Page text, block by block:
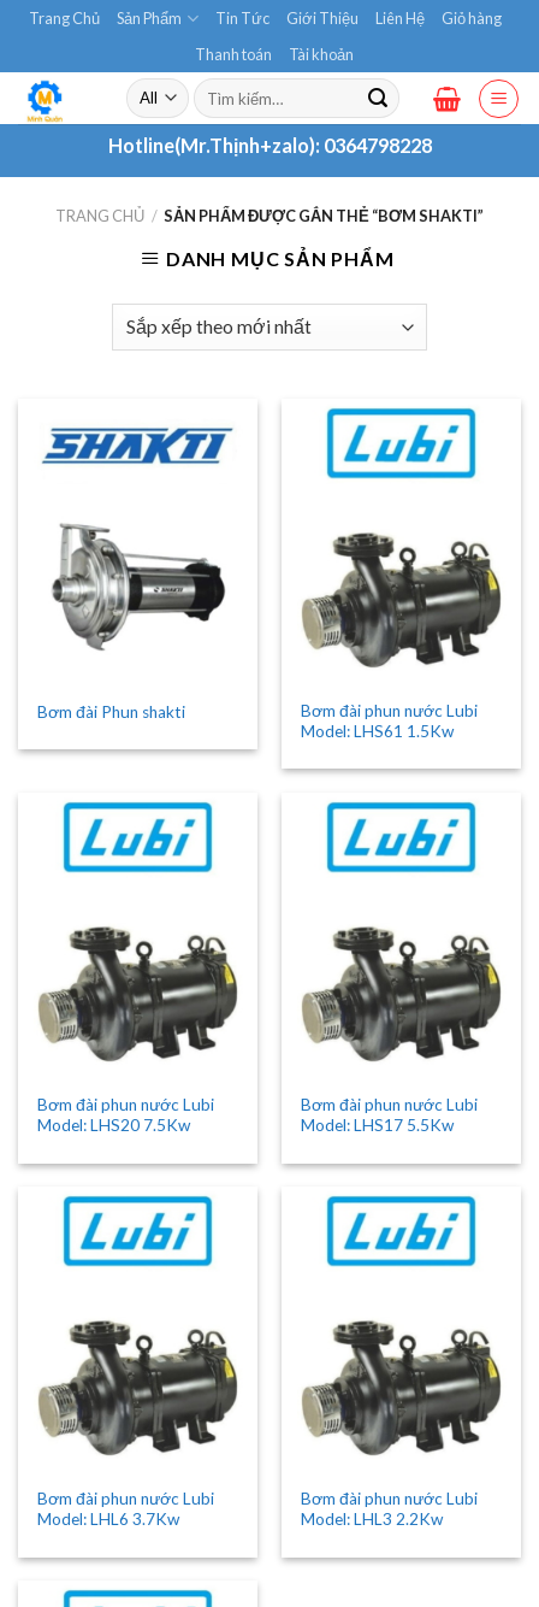
Skip
content
Trang Chủ Sản Phẩm Tin Tức Giới Thiệu Liên Hệ
Giỏ hàng
Thanh toán
Tài khoản
Tìm
kiếm:
Hotline(Mr.Thịnh+zalo): 0364798228
TRANG CHỦ / SẢN PHẨM ĐƯỢC GẮN THẺ “BƠM SHAKTI”
DANH MỤC SẢN PHẨM
Bơm đài Phun shakti
Bơm đài phun nước Lubi
Model: LHS61 1.5Kw
Bơm đài phun nước Lubi
Model: LHS20 7.5Kw
Bơm đài phun nước Lubi
Model: LHS17 5.5Kw
Bơm đài phun nước Lubi
Model: LHL6 3.7Kw
Bơm đài phun nước Lubi
Model: LHL3 2.2Kw